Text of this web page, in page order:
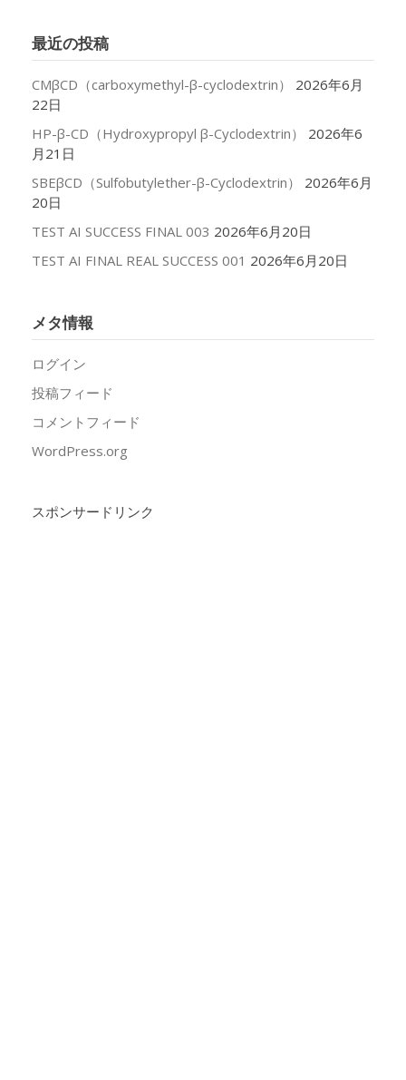
ブ
最近の投稿
CMβCD（carboxymethyl-β-cyclodextrin）
2026年6月
22日
HP-β-CD（Hydroxypropyl β-Cyclodextrin）
2026年6
月21日
SBEβCD（Sulfobutylether-β-Cyclodextrin）
2026年6月
20日
TEST AI SUCCESS FINAL 003 2026年6月20日
TEST AI FINAL REAL SUCCESS 001 2026年6月20日
メタ情報
ログイン
投稿フィード
コメントフィード
WordPress.org
スポンサードリンク